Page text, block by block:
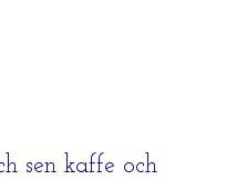
sen kaffe och